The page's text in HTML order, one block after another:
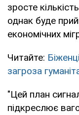
зросте
однак буде
економічних
Читайте:
загроза
"Цей план
підкреслює